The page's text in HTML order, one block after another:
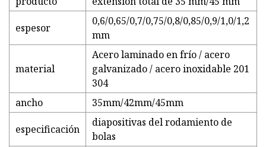
espesor
0,6/0,65/0,7/0,75/0,8/0,85/0,9/1,0/1,2
mm
material
Acero laminado en frío / acero
galvanizado / acero inoxidable 201
304
ancho
35mm/42mm/45mm
especificación
diapositivas del rodamiento de
bolas